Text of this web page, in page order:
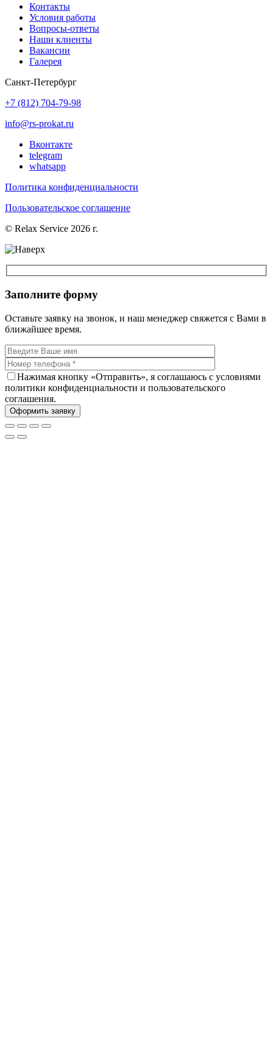
Контакты
Условия работы
Вопросы-ответы
Наши клиенты
Вакансии
Галерея
Санкт-Петербург
+7 (812) 704-79-98
info@rs-prokat.ru
Вконтакте
telegram
whatsapp
Политика конфиденциальности
Пользовательское соглашение
© Relax Service 2026 г.
Заполните форму
Оставьте заявку на звонок, и наш менеджер свяжется с Вами в
ближайшее время.
Нажимая кнопку «Отправить», я соглашаюсь с условиями
политики конфиденциальности и пользовательского
соглашения.